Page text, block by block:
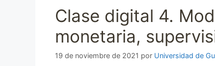
Clase digital 4.
monetaria,
19 de noviembre de 2021 por Universidad de